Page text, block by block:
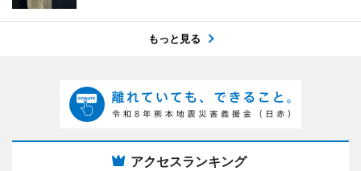
もっと見る
アクセスランキング